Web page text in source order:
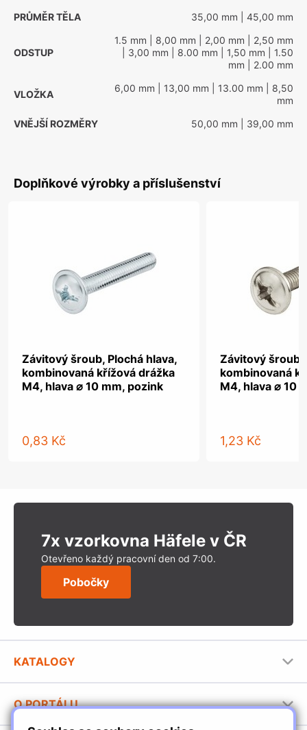
PRŮMĚR TĚLA
35,00 mm | 45,00 mm
ODSTUP
1.5 mm | 8,00 mm | 2,00 mm | 2,50 mm
| 3,00 mm | 8.00 mm | 1,50 mm | 1.50
mm | 2.00 mm
VLOŽKA
6,00 mm | 13,00 mm | 13.00 mm | 8,50
mm
VNĚJŠÍ ROZMĚRY
50,00 mm | 39,00 mm
Doplňkové výrobky a příslušenství
Závitový šroub, Plochá hlava,
kombinovaná křížová drážka
M4, hlava ⌀ 10 mm, pozink
0,83 Kč
Závitový šroub,
kombinovaná
M4, hlava ⌀ 10
1,23 Kč
7x vzorkovna Häfele v ČR
Otevřeno každý pracovní den od 7:00.
Pobočky
KATALOGY
Stavební katalog Häfele
O PORTÁLU